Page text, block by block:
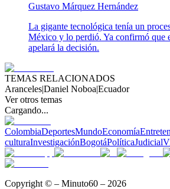
Gustavo Márquez Hernández
La gigante tecnológica tenía un
México y lo perdió. Ya confirmó que
apelará la decisión.
TEMAS RELACIONADOS
Aranceles|Daniel Noboa|Ecuador
Ver otros temas
Cargando...
ColombiaDeportesMundoEconomía
culturaInvestigaciónBogotáPolíticaJudicial
Copyright © – Minuto60 – 2026